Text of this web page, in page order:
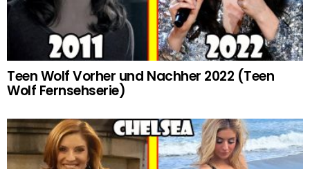
Teen Wolf Vorher und Nachher 2022 (Teen
Wolf Fernsehserie)